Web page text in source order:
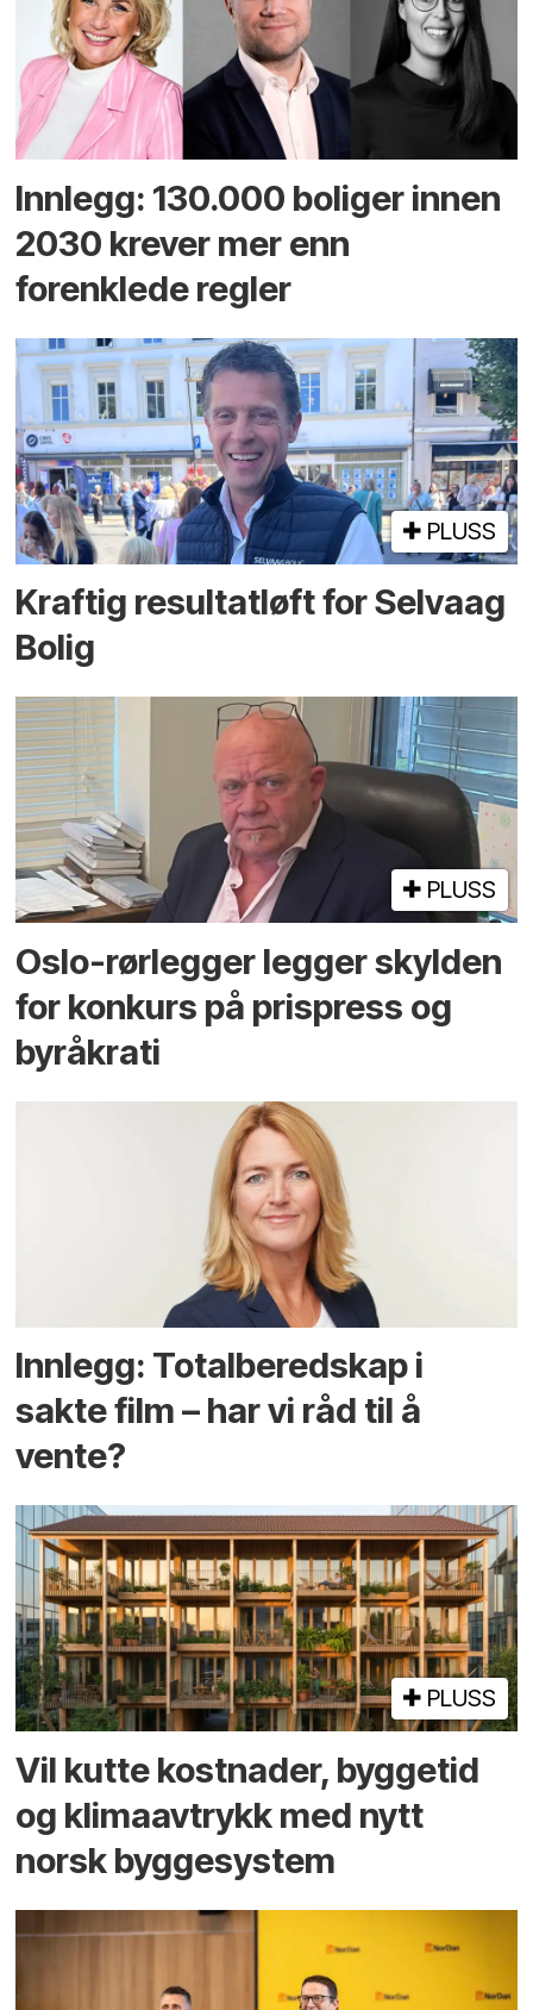
Innlegg: 130.000 boliger innen
2030 krever mer enn
forenklede regler
PLUSS
Kraftig resultatløft for Selvaag
Bolig
PLUSS
Oslo-rørlegger legger skylden
for konkurs på prispress og
byråkrati
Innlegg: Totalberedskap i
sakte film – har vi råd til å
vente?
PLUSS
Vil kutte kostnader, byggetid
og klima­avtrykk med nytt
norsk bygge­system